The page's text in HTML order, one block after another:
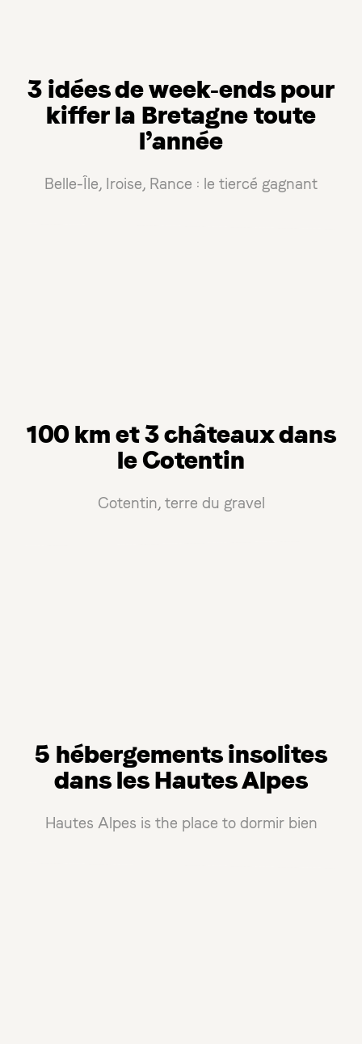
3 idées de week-ends pour
kiffer la Bretagne toute
l’année
Belle-Île, Iroise, Rance : le tiercé gagnant
100 km et 3 châteaux dans
le Cotentin
Cotentin, terre du gravel
5 hébergements insolites
dans les Hautes Alpes
Hautes Alpes is the place to dormir bien